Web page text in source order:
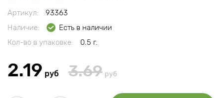
Артикул:
93363
Наличие:
Есть в наличии
Кол-во в упаковке:
0.5 г.
2.19 руб 3.69 руб